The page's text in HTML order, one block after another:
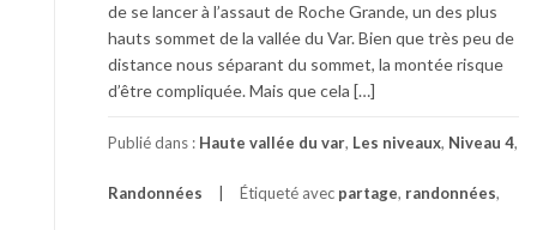
de se lancer à l’assaut de Roche Grande, un des plus
hauts sommet de la vallée du Var. Bien que très peu de
distance nous séparant du sommet, la montée risque
d’être compliquée. Mais que cela […]
Publié dans : Haute vallée du var, Les niveaux, Niveau 4,
Randonnées Étiqueté avec partage, randonnées,